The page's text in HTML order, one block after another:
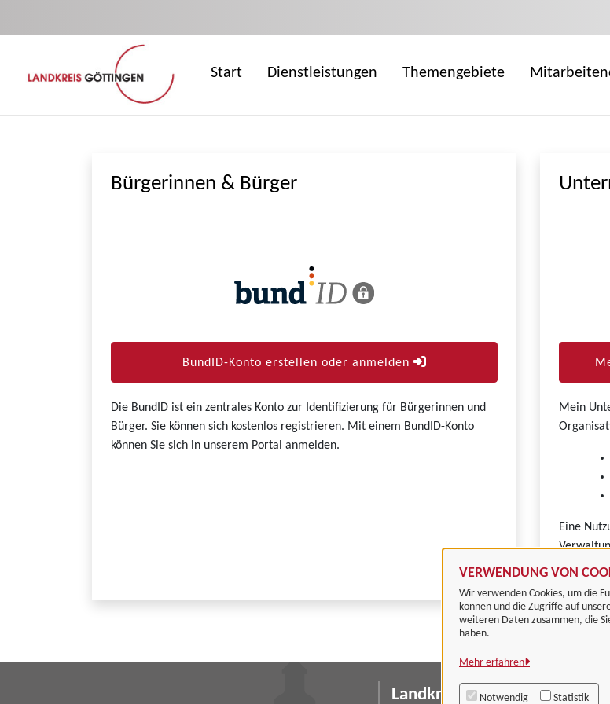
VERWENDUNG VON
Wir verwenden Cookies, um die
können und die Zugriffe auf
weiteren Daten zusammen, die
haben.
Mehr erfahren
Notwendig Statistik
Start Dienstleistungen Themengebiete
Bürgerinnen & Bürger
BundID-Konto erstellen oder anmelden
Die BundID ist ein zentrales Konto zur Identifizierung für Bürgerinnen und
Bürger. Sie können sich kostenlos registrieren. Mit einem BundID-Konto
können Sie sich in unserem Portal anmelden.
Mein
Eine
Landkreis Göttingen